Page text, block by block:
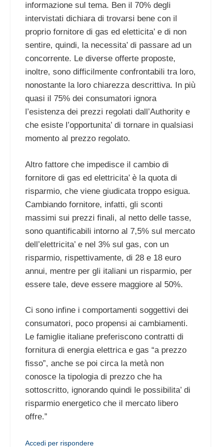
informazione sul tema. Ben il 70% degli
intervistati dichiara di trovarsi bene con il
proprio fornitore di gas ed eletticita’ e di non
sentire, quindi, la necessita’ di passare ad un
concorrente. Le diverse offerte proposte,
inoltre, sono difficilmente confrontabili tra loro,
nonostante la loro chiarezza descrittiva. In più
quasi il 75% dei consumatori ignora
l’esistenza dei prezzi regolati dall’Authority e
che esiste l’opportunita’ di tornare in qualsiasi
momento al prezzo regolato.
Altro fattore che impedisce il cambio di
fornitore di gas ed elettricita’ è la quota di
risparmio, che viene giudicata troppo esigua.
Cambiando fornitore, infatti, gli sconti
massimi sui prezzi finali, al netto delle tasse,
sono quantificabili intorno al 7,5% sul mercato
dell’elettricita’ e nel 3% sul gas, con un
risparmio, rispettivamente, di 28 e 18 euro
annui, mentre per gli italiani un risparmio, per
essere tale, deve essere maggiore al 50%.
Ci sono infine i comportamenti soggettivi dei
consumatori, poco propensi ai cambiamenti.
Le famiglie italiane preferiscono contratti di
fornitura di energia elettrica e gas “a prezzo
fisso”, anche se poi circa la metà non
conosce la tipologia di prezzo che ha
sottoscritto, ignorando quindi le possibilita’ di
risparmio energetico che il mercato libero
offre.”
Accedi per rispondere